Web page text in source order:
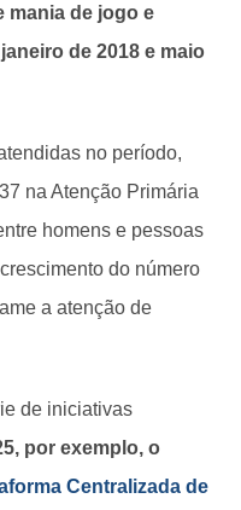
mania de jogo e
de 2018 e maio
no período,
na Atenção Primária
homens e pessoas
do número
a atenção de
de iniciativas
por exemplo, o
Centralizada de